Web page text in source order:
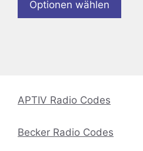
Optionen wählen
APTIV Radio Codes
Becker Radio Codes